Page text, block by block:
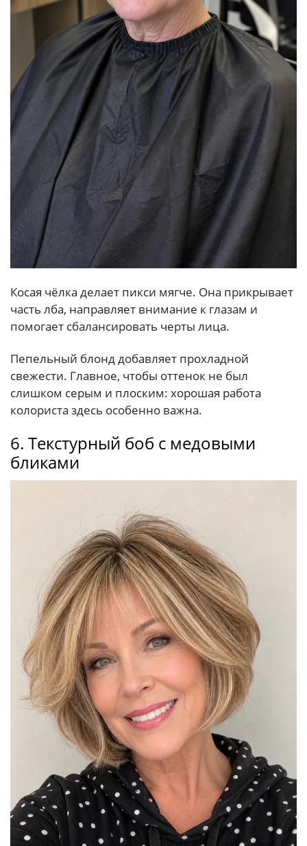
Косая чёлка делает пикси мягче. Она прикрывает
часть лба, направляет внимание к глазам и
помогает сбалансировать черты лица.
Пепельный блонд добавляет прохладной
свежести. Главное, чтобы оттенок не был
слишком серым и плоским: хорошая работа
колориста здесь особенно важна.
6. Текстурный боб с медовыми
бликами